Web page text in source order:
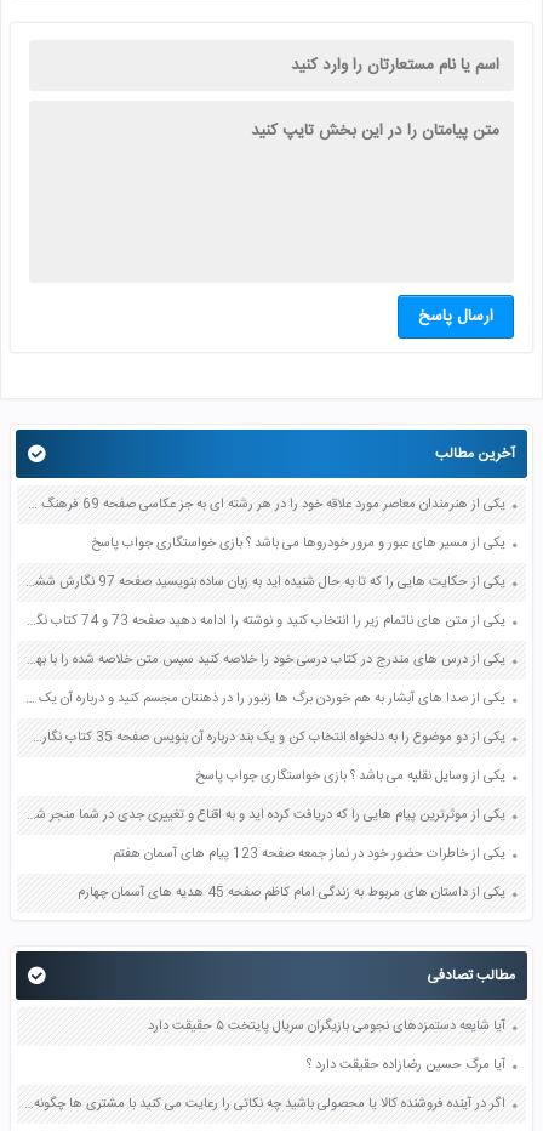
ارسال پاسخ
آخرین مطالب
یکی از هنرمندان معاصر مورد علاقه خود را در هر رشته ای به جز عکاسی صفحه 69 فرهنگ و هنر نهم
یکی از مسیر های عبور و مرور خودروها می باشد ؟ بازی خواستگاری جواب پاسخ
یکی از حکایت هایی را که تا به حال شنیده اید به زبان ساده بنویسید صفحه 97 نگارش ششم دبستان
یکی از متن های ناتمام زیر را انتخاب کنید و نوشته را ادامه دهید صفحه 73 و 74 کتاب نگارش فارسی پنجم دبستان
یکی از درس های مندرج در کتاب درسی خود را خلاصه کنید سپس متن خلاصه شده را با بهره گیری از روش های دسته بندی نمودار جدول نقشه مفهومی نشان دهید صفحه 118 نگارش یازدهم
یکی از صدا های آبشار به هم خوردن برگ ها زنبور را در ذهنتان مجسم کنید و درباره آن یک بند بنویسید صفحه 11 نگارش پنجم
یکی از دو موضوع را به دلخواه انتخاب کن و یک بند درباره آن بنویس صفحه 35 کتاب نگارش فارسی سوم
یکی از وسایل نقلیه می باشد ؟ بازی خواستگاری جواب پاسخ
یکی از موثرترین پیام هایی را که دریافت کرده اید و به اقناع و تغییری جدی در شما منجر شده است برسی کنید و علت این تاثیر گذاری قابل توجه را بنویسید صفحه 52 تفکر و سواد رسانه ای دهم
یکی از خاطرات حضور خود در نماز جمعه صفحه 123 پیام های آسمان هفتم
یکی از داستان های مربوط به زندگی امام کاظم صفحه 45 هدیه های آسمان چهارم
مطالب تصادفی
آیا شایعه دستمزدهای نجومی بازیگران سریال پایتخت ۵ حقیقت دارد
آیا مرگ حسین رضازاده حقیقت دارد ؟
اگر در آینده فروشنده کالا یا محصولی باشید چه نکاتی را رعایت می کنید با مشتری ها چگونه رفتار می کنید صفحه 36 مطالعات اجتماعی هفتم